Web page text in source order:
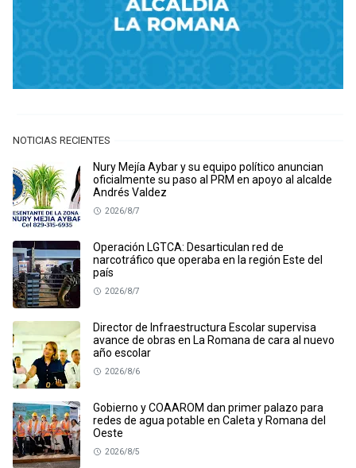
NOTICIAS RECIENTES
Nury Mejía Aybar y su equipo político anuncian
oficialmente su paso al PRM en apoyo al alcalde
Andrés Valdez
2026/8/7
Operación LGTCA: Desarticulan red de
narcotráfico que operaba en la región Este del
país
2026/8/7
Director de Infraestructura Escolar supervisa
avance de obras en La Romana de cara al nuevo
año escolar
2026/8/6
Gobierno y COAAROM dan primer palazo para
redes de agua potable en Caleta y Romana del
Oeste
2026/8/5